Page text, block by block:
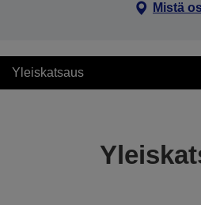
Mistä
Yleiskatsaus